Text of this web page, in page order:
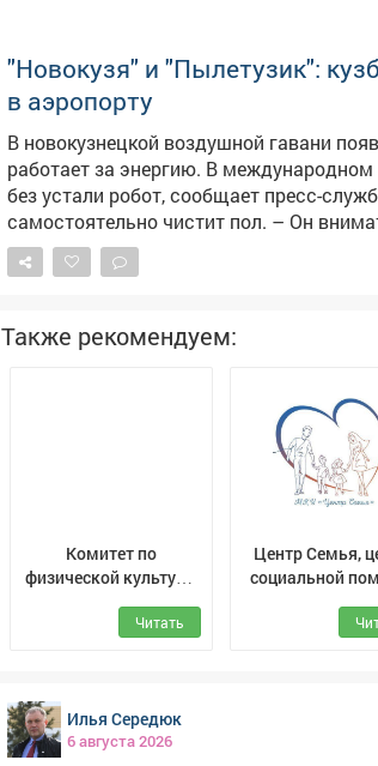
"Новокузя" и "Пылетузик":
в аэропорту
В новокузнецкой воздушной гавани
работает за энергию. В международном аэропорту Новокузнецк теперь трудится
без устали робот, сообщает пресс-
самостоятельно чистит пол. – Он внимательно следит за обстановкой: видит
пассажиров и препятствия, аккуратно
подождёт. Перед началом уборки
имя для роботизированного трудяги:
паблике аэропорта. Пользователи соцсетей уже породили десятки идей. Среди них
аэропорта Новокузнецк), "Робби" и другие.
Также рекомендуем:
Комитет по
физической культуре,
спорту и туризму
администрации
Читать
Центр Семья,
социальной
Илья Середюк
6 августа 2026